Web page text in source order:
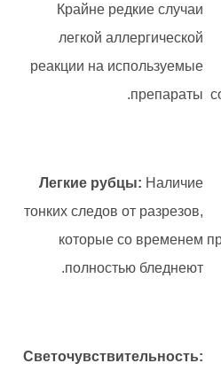
Крайне редкие случаи
легкой аллергической
реакции на используемые
препараты.
Легкие рубцы:Наличие
тонких следов от разрезов,
которые со временем
полностью бледнеют.
Светочувствительность: